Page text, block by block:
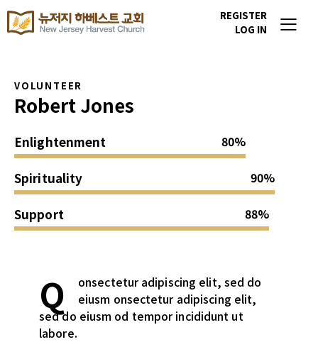
REGISTER
LOG IN
VOLUNTEER
Robert Jones
Enlightenment 80%
Spirituality 90%
Support 88%
Q
onsectetur adipiscing elit, sed do
eiusm onsectetur adipiscing elit,
sed do eiusm od tempor incididunt ut
labore.